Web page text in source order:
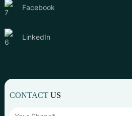
Facebook
LinkedIn
CONTACTUS